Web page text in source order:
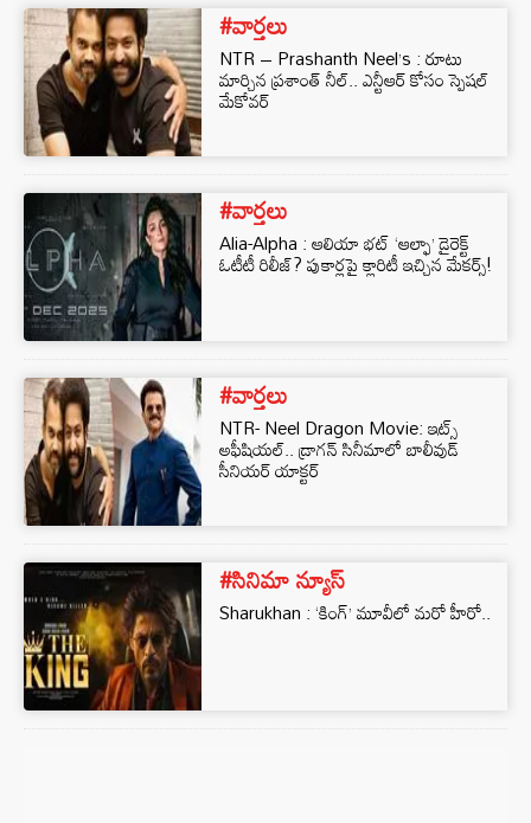
#వార్తలు
NTR – Prashanth Neel’s : రూటు
మార్చిన ప్రశాంత్ నీల్.. ఎన్టీఆర్ కోసం స్పెషల్
మేకోవర్
#వార్తలు
Alia-Alpha : ఆలియా భట్ ‘ఆల్ఫా’ డైరెక్ట్
ఓటీటీ రిలీజ్? పుకార్లపై క్లారిటీ ఇచ్చిన మేకర్స్!
#వార్తలు
NTR- Neel Dragon Movie: ఇట్స్
అఫీషియల్.. డ్రాగన్ సినీమాలో బాలీవుడ్
సీనియర్ యాక్టర్
#సినిమా న్యూస్
Sharukhan : ‘కింగ్’ మూవీలో మరో హీరో..